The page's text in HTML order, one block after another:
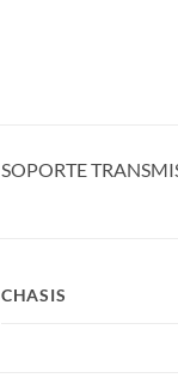
SOPORTE
CHASIS